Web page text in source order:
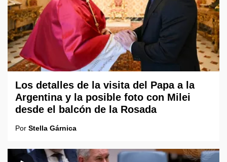
Los detalles de la visita del Papa a la
Argentina y la posible foto con Milei
desde el balcón de la Rosada
Por Stella Gárnica